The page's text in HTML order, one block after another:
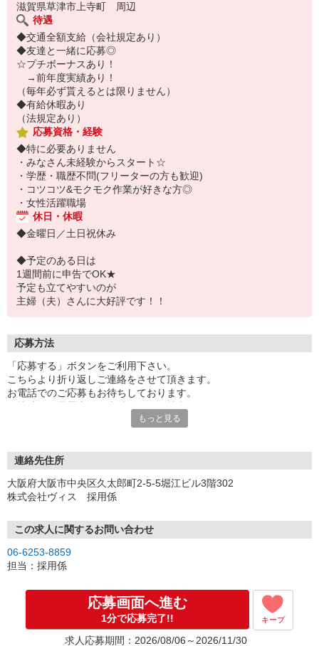
滋賀県草津市上寺町 周辺
待遇
◆交通全額支給（会社規定あり）
◆友達と一緒に応募◎
☆プチボーナスあり！
→前年度実績あり！
（毎年必ず貰えるとは限りません）
◆有給休暇あり
（法規定あり）
応募資格・経験
◆特に必要ありません
・みなさん未経験からスタート☆
・学歴・職歴不問(フリーターの方も歓迎)
・コツコツ&モクモク作業が好きな方◎
・女性活躍職場
休日・休暇
◆金曜日／土日祝休み
◆予定のある日は
1週間前に申告でOK★
予定も立てやすいのが
主婦（夫）さんに大好評です！！
応募方法
「応募する」ボタンをご利用下さい。
こちらより折り返しご連絡をさせて頂きます。
お電話でのご応募もお待ちしております。
もっと見る
連絡先住所
大阪府大阪市中央区久太郎町2-5-5堀江ビル3階302
株式会社ヴィス 採用係
この求人に関するお問い合わせ
06-6253-8859
担当：採用係
応募画面へ進む
1分で応募完了!! キープ
求人応募期間：2026/08/06～2026/11/30